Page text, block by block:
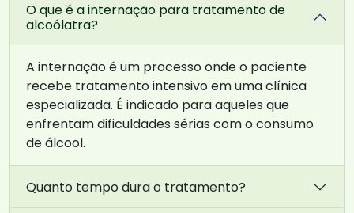
O que é a internação para tratamento de
alcoólatra?
A internação é um processo onde o paciente
recebe tratamento intensivo em uma clínica
especializada. É indicado para aqueles que
enfrentam dificuldades sérias com o consumo
de álcool.
Quanto tempo dura o tratamento?